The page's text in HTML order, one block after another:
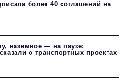
более 40 соглашений на
наземное — на паузе:
о транспортных проектах